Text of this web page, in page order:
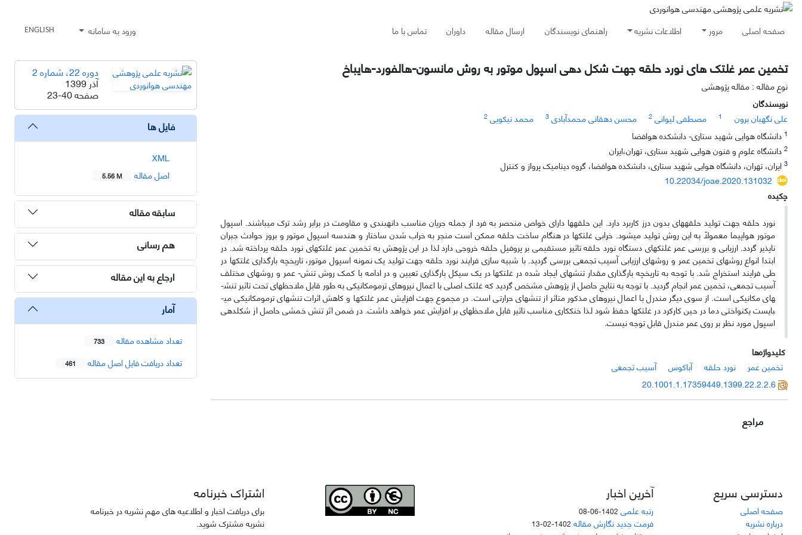
صفحه اصلی مرور اطلاعات نشریه راهنمای نویسندگان ارسال مقاله داوران تماس با ما ورود به سامانه ENGLISH
تخمین عمر غلتک های نورد حلقه جهت شکل دهی اسپول موتور به روش مانسون-هالفورد-هایباخ
نوع مقاله : مقاله پژوهشی
نویسندگان
علی نگهبان برون
1 مصطفی لیوانی 2 محسن دهقانی محمدآبادی 3 محمد نیکویی 2
1 دانشگاه هوایی شهید ستاری- دانشکده هوافضا
2 دانشگاه علوم و فنون هوایی شهید ستاری، تهران،ایران
3 ایران، تهران، دانشگاه هوایی شهید ستاری، دانشکده هوافضا، گروه دینامیک پرواز و کنترل
10.22034/joae.2020.131032
چکیده
نورد حلقه جهت تولید حلقه­های بدون درز کاربرد دارد. این حلقه­ها دارای خواص منحصر به فرد از جمله جریان مناسب دانه­بندی و مقاومت در برابر رشد ترک می­باشند. اسپول
موتور هواپیما معمولاً به این روش تولید می­شود. خرابی غلتک­ها در هنگام ساخت حلقه ممکن است منجر به خراب شدن ساختار و هندسه اسپول موتور و بروز حوادث جبران
ناپذیر گردد. ارزیابی و بررسی عمر غلتک­های دستگاه نورد حلقه تاثیر مستقیمی بر پروفیل حلقه خروجی دارد لذا در این پژوهش به تخمین عمر غلتک­های نورد حلقه پرداخته شد. در
ابتدا انواع روش­های تخمین عمر و روش­های ارزیابی آسیب تجمعی بررسی گردید. با شبیه سازی فرایند نورد حلقه جهت تولید یک نمونه اسپول موتور، تاریخچه بارگذاری غلتک­ها در
طی فرایند استخراج شد. با توجه به تاریخچه بارگذاری مقدار تنش­های ایجاد شده در غلتک­ها در یک سیکل بارگذاری تعیین و در ادامه با کمک روش تنش- عمر و روش­های مختلف
آسیب تجمعی، تخمین عمر انجام گردید. با توجه به نتایج حاصل از پژوهش مشخص گردید که غلتک اصلی با اعمال نیروهای ترمومکانیکی به طور قابل ملاحظه­ای تحت تاثیر تنش­
های مکانیکی است. از سوی دیگر مندرل با اعمال نیروهای مذکور متاثر از تنش­های حرارتی است. در مجموع جهت افزایش عمر غلتک­ها و کاهش اثرات تنش­های ترمومکانیکی می­
بایست یکنواختی دما در حین کارکرد در غلتک­ها حفظ شود لذا خنک­کاری مناسب تاثیر قابل ملاحظه­ای بر افزایش عمر خواهد داشت. در ضمن اثر تنش خمشی حاصل از شکل­دهی
اسپول مورد نظر بر روی عمر مندرل قابل توجه نیست.
کلیدواژه‌ها
تخمین عمر
نورد حلقه آباکوس
آسیب تجمعی
20.1001.1.17359449.1399.22.2.2.6
مراجع
دوره 22، شماره 2
آذر 1399
صفحه23-40
فایل ها
XML
اصل مقاله
5.56 M
سابقه مقاله
هم رسانی
ارجاع به این مقاله
آمار
تعداد مشاهده مقاله 733
تعداد دریافت فایل اصل مقاله 461
دسترسی سریع
صفحه اصلی
درباره نشریه
آخرین اخبار
رتبه علمی 1402-06-08
فرمت جدید نگارش مقاله 1402-02-13
اشتراک خبرنامه
برای دریافت اخبار و اطلاعیه های مهم نشریه در خبرنامه
نشریه مشترک شوید.